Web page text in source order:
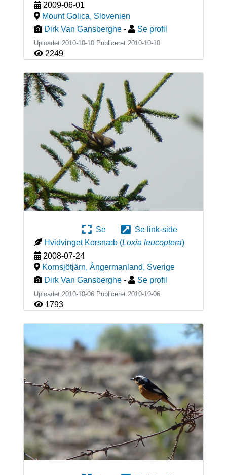
2009-06-01
Mount Golica, Slovenien
Dirk Van Gansberghe - Se profil
Uploadet 2010-10-10 Publiceret 2010-10-10
2249
Se
Se link-side
Hvidvinget Korsnæb (Loxia leucoptera)
2008-07-24
Kornsjötjärn, Ångermanland, Sverige
Dirk Van Gansberghe - Se profil
Uploadet 2010-10-06 Publiceret 2010-10-06
1793